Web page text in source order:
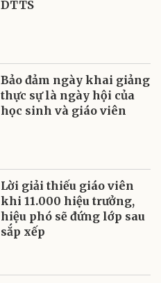
DTTS
Bảo đảm ngày khai giảng
thực sự là ngày hội của
học sinh và giáo viên
Lời giải thiếu giáo viên
khi 11.000 hiệu trưởng,
hiệu phó sẽ đứng lớp sau
sắp xếp